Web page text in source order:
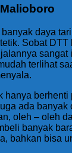
daya
Sobat DTT
sangat
terlihat
hanya
ada banyak
oleh – oleh
banyak
bahkan bisa